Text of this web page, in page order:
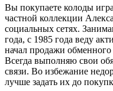
Вы покупаете колоды
частной коллекции
социальных сетях.
года, с 1985 года веду
начал продажи обменного
Всегда выполняю свои
связи. Во избежание
лучше задать их до